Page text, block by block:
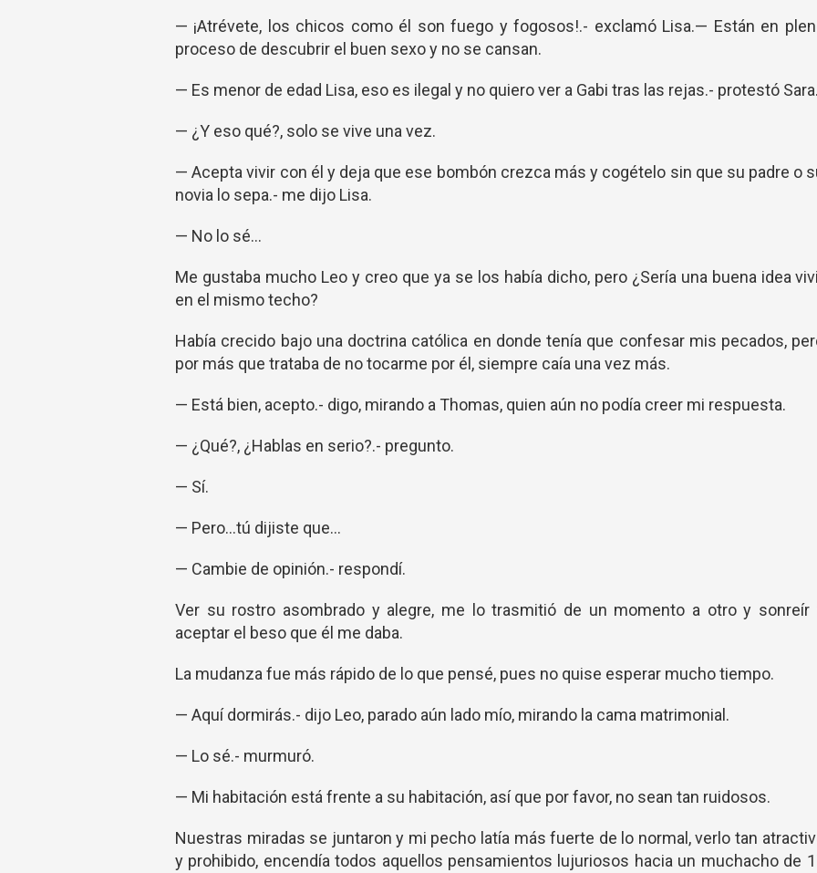
— ¡Atrévete, los chicos como él son fuego y fogosos!.- exclamó Lisa.— Están en
proceso de descubrir el buen sexo y no se cansan.
— Es menor de edad Lisa, eso es ilegal y no quiero ver a Gabi tras las rejas.- protestó Sara.
— ¿Y eso qué?, solo se vive una vez.
— Acepta vivir con él y deja que ese bombón crezca más y cogételo sin que su padre o
novia lo sepa.- me dijo Lisa.
— No lo sé…
Me gustaba mucho Leo y creo que ya se los había dicho, pero ¿Sería una buena idea
en el mismo techo?
Había crecido bajo una doctrina católica en donde tenía que confesar mis pecados,
por más que trataba de no tocarme por él, siempre caía una vez más.
— Está bien, acepto.- digo, mirando a Thomas, quien aún no podía creer mi respuesta.
— ¿Qué?, ¿Hablas en serio?.- pregunto.
— Sí.
— Pero...tú dijiste que…
— Cambie de opinión.- respondí.
Ver su rostro asombrado y alegre, me lo trasmitió de un momento a otro y sonreír
aceptar el beso que él me daba.
La mudanza fue más rápido de lo que pensé, pues no quise esperar mucho tiempo.
— Aquí dormirás.- dijo Leo, parado aún lado mío, mirando la cama matrimonial.
— Lo sé.- murmuró.
— Mi habitación está frente a su habitación, así que por favor, no sean tan ruidosos.
Nuestras miradas se juntaron y mi pecho latía más fuerte de lo normal, verlo tan
y prohibido, encendía todos aquellos pensamientos lujuriosos hacia un muchacho de